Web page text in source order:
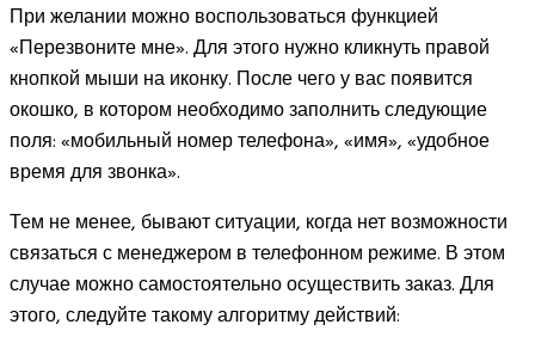
При желании можно воспользоваться функцией
«Перезвоните мне». Для этого нужно кликнуть правой
кнопкой мыши на иконку. После чего у вас появится
окошко, в котором необходимо заполнить следующие
поля: «мобильный номер телефона», «имя», «удобное
время для звонка».
Тем не менее, бывают ситуации, когда нет возможности
связаться с менеджером в телефонном режиме. В этом
случае можно самостоятельно осуществить заказ. Для
этого, следуйте такому алгоритму действий: